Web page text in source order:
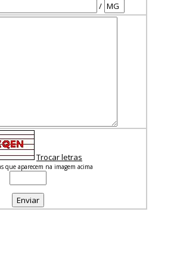
/
Trocar letras
que aparecem na imagem acima